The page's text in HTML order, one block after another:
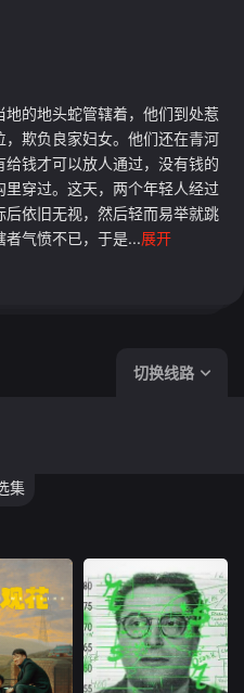
的地头蛇管辖着，他们到处惹
欺负良家妇女。他们还在青河
钱才可以放人通过，没有钱的
穿过。这天，两个年轻人经过
依旧无视，然后轻而易举就跳
者气愤不已，于是...展开
切换线路
集